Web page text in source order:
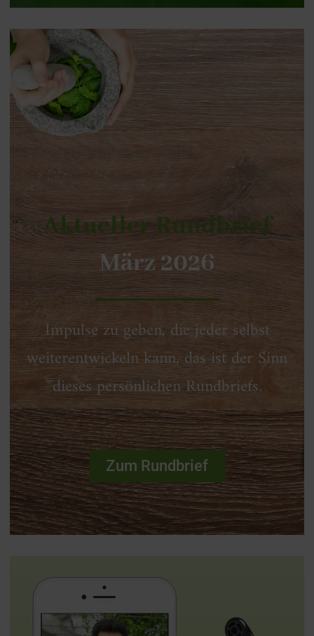
Aktueller Rundbrief
März 2026
Impulse zu geben, die jeder selbst
weiterentwickeln kann, das ist der Sinn
dieses persönlichen Rundbriefs.
Zum Rundbrief